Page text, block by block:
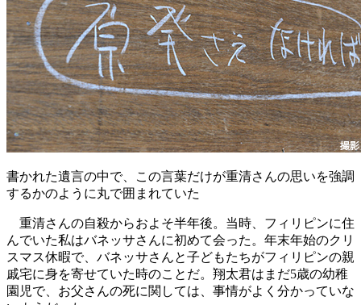
書かれた遺言の中で、この言葉だけが重清さんの思いを強調
するかのように丸で囲まれていた
重清さんの自殺からおよそ半年後。当時、フィリピンに住
んでいた私はバネッサさんに初めて会った。年末年始のクリ
スマス休暇で、バネッサさんと子どもたちがフィリピンの親
戚宅に身を寄せていた時のことだ。翔太君はまだ5歳の幼稚
園児で、お父さんの死に関しては、事情がよく分かっていな